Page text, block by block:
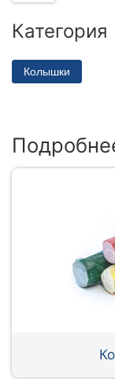
Категория
Колышки